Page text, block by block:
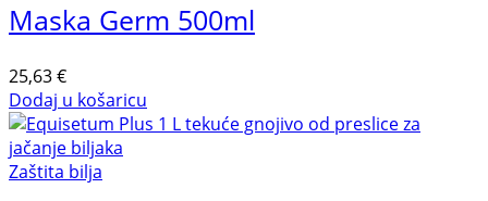
Maska Germ 500ml
25,63€
Dodaj u košaricu
Zaštita bilja